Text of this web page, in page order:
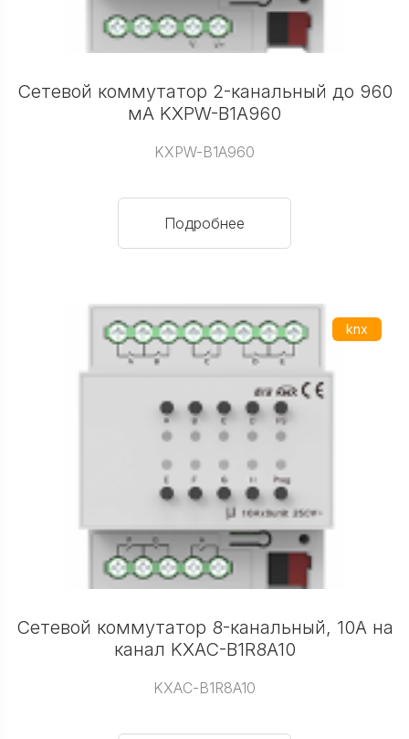
Сетевой коммутатор 2-канальный до 960
мА KXPW-B1A960
KXPW-B1A960
Подробнее
Сетевой коммутатор 8-канальный, 10А на
канал KXAC-B1R8A10
KXAC-B1R8A10
knx